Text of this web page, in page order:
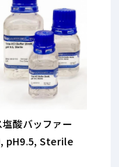
塩酸バッファー
pH9.5, Sterile